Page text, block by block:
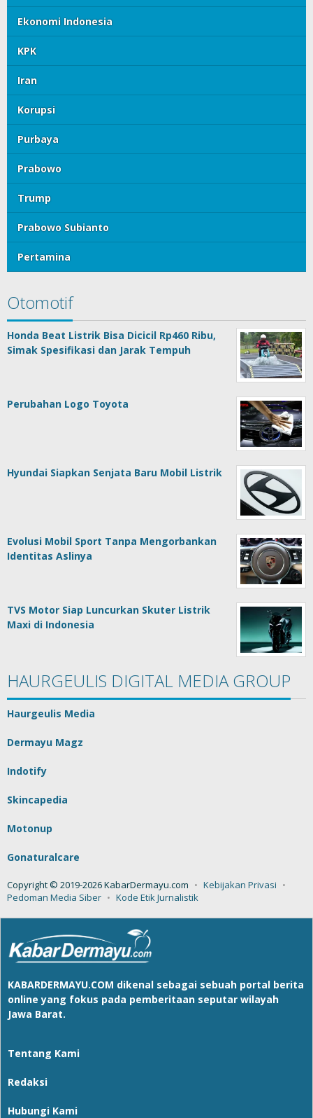
Ekonomi Indonesia
KPK
Iran
Korupsi
Purbaya
Prabowo
Trump
Prabowo Subianto
Pertamina
Otomotif
Honda Beat Listrik Bisa Dicicil Rp460 Ribu,
Simak Spesifikasi dan Jarak Tempuh
Perubahan Logo Toyota
Hyundai Siapkan Senjata Baru Mobil Listrik
Evolusi Mobil Sport Tanpa Mengorbankan
Identitas Aslinya
TVS Motor Siap Luncurkan Skuter Listrik
Maxi di Indonesia
HAURGEULIS DIGITAL MEDIA GROUP
Haurgeulis Media
Dermayu Magz
Indotify
Skincapedia
Motonup
Gonaturalcare
Copyright © 2019-2026 KabarDermayu.com
Kebijakan Privasi
Pedoman Media Siber
Kode Etik Jurnalistik
KABARDERMAYU.COM dikenal sebagai sebuah portal berita
online yang fokus pada pemberitaan seputar wilayah
Jawa Barat.
Tentang Kami
Redaksi
Hubungi Kami